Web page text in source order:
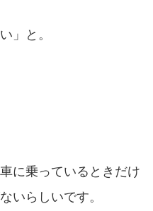
」と。
に乗っているときだけ
いらしいです。